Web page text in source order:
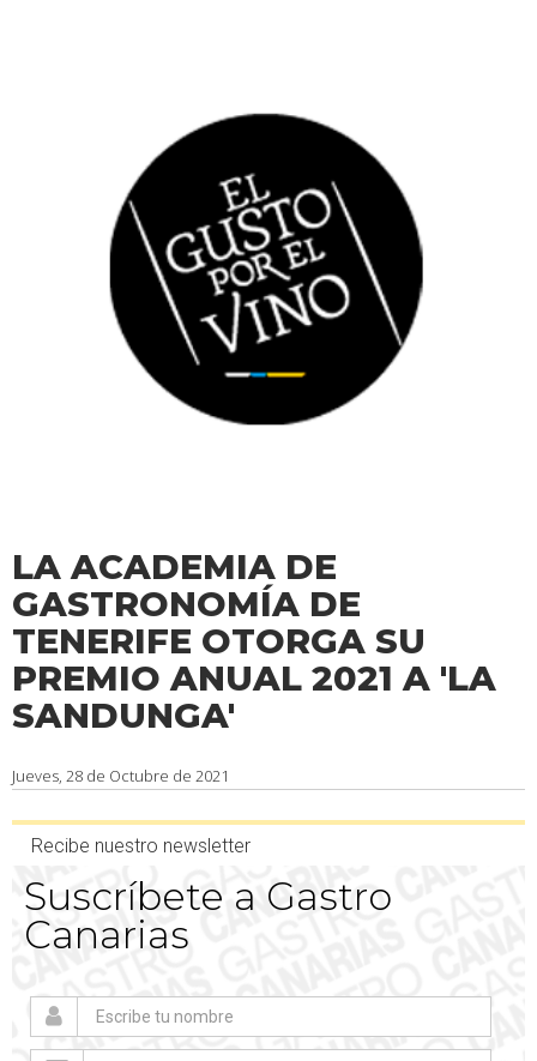
LA ACADEMIA DE
GASTRONOMÍA DE
TENERIFE OTORGA SU
PREMIO ANUAL 2021 A 'LA
SANDUNGA'
Jueves, 28 de Octubre de 2021
Recibe nuestro newsletter
Suscríbete a Gastro
Canarias